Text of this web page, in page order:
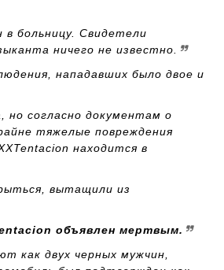
больницу. Свидетели
ничего не известно.
нападавших было двое и
согласно документам о
тяжелые повреждения
находится в
вытащили из
объявлен мертвым.
как двух черных мужчин,